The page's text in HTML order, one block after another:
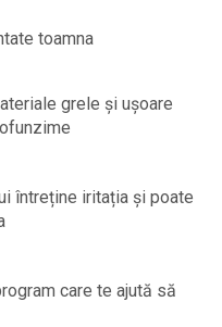
toamna
grele și ușoare
întreține iritația și poate
care te ajută să